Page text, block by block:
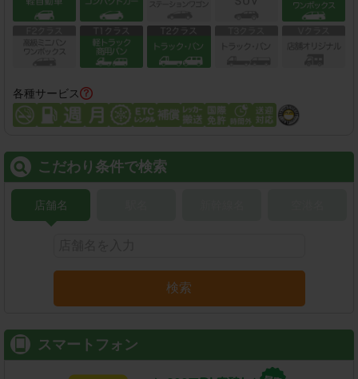
各種サービス
こだわり条件で検索
店舗名
検索
スマートフォン